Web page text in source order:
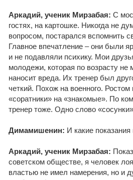
Аркадий, ученик Мирзабая: С
гостях, на картошке. Никогда не
вопросом, постарался вспомнить
Главное впечатление – они были
и не подавляли психику. Мои
молодежи, которая по возрасту
наносит вреда. Их тренер был
четкий. Похож на военного.
«соратники» на «знакомые». По
тренер тоже. Одно слово
Димамишенин: И какие
Аркадий, ученик Мирзабая:
советском обществе, я человек
властью не имел намерения, но и